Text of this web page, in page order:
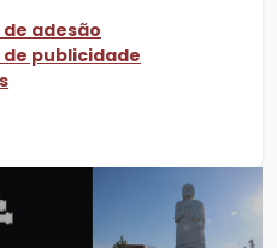
adesão
de publicidade